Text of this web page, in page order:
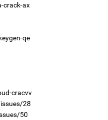
crack-ax
qe
cracvv
28
50